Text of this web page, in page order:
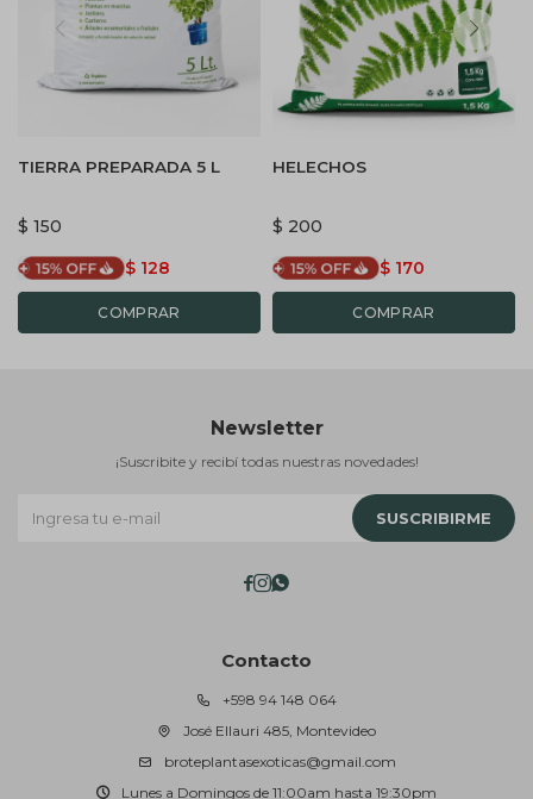
TIERRA PREPARADA 5 L
$ 150
$ 128
HELECHOS
$ 200
$ 170
Contacto
+598 94 148 064
José Ellauri 485, Montevideo
broteplantasexoticas@gmail.com
Lunes a Domingos de 11:00am hasta 19:30pm
Newsletter
¡Suscribite y recibí todas nuestras novedades!
SUSCRIBIRME
